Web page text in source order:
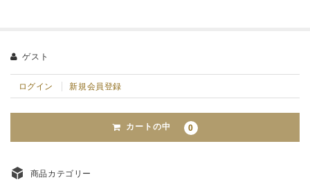
ゲスト
ログイン 新規会員登録
カートの中 0
商品カテゴリー